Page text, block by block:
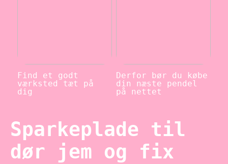
Find et godt
værksted tæt på
dig
Derfor bør du købe
din næste pendel
på nettet
Sparkeplade til
dør jem og fix